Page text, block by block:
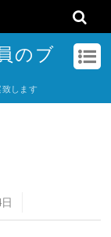
のブ
します